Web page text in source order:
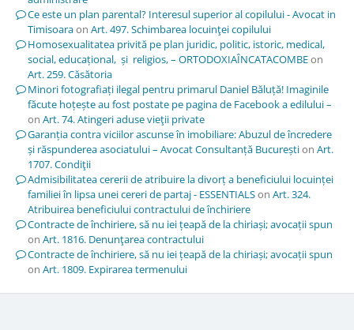
Ce este un plan parental? Interesul superior al copilului - Avocat in
Timisoaraon Art. 497. Schimbarea locuinţei copilului
Homosexualitatea privită pe plan juridic, politic, istoric, medical,
social, educațional, și religios, – ORTODOXIAÎNCATACOMBEon
Art. 259. Căsătoria
Minori fotografiați ilegal pentru primarul Daniel Băluță! Imaginile
făcute hoțește au fost postate pe pagina de Facebook a edilului –
on Art. 74. Atingeri aduse vieţii private
Garanția contra viciilor ascunse în imobiliare: Abuzul de încredere
și răspunderea asociatului – Avocat Consultanță Bucureștion Art.
1707. Condiţii
Admisibilitatea cererii de atribuire la divorț a beneficiului locuinței
familiei în lipsa unei cereri de partaj - ESSENTIALSon Art. 324.
Atribuirea beneficiului contractului de închiriere
Contracte de închiriere, să nu iei țeapă de la chiriași; avocații spun
on Art. 1816. Denunţarea contractului
Contracte de închiriere, să nu iei țeapă de la chiriași; avocații spun
on Art. 1809. Expirarea termenului